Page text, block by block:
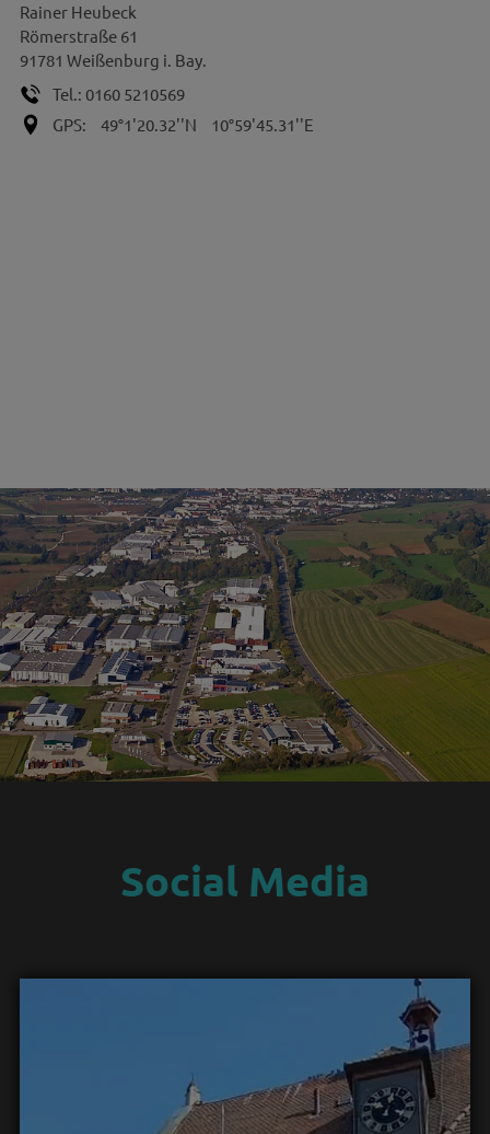
Rainer Heubeck
Römerstraße 61
91781 Weißenburg i. Bay.
Tel.: 0160 5210569
GPS:
49°1'20.32''N 10°59'45.31''E
Social Media